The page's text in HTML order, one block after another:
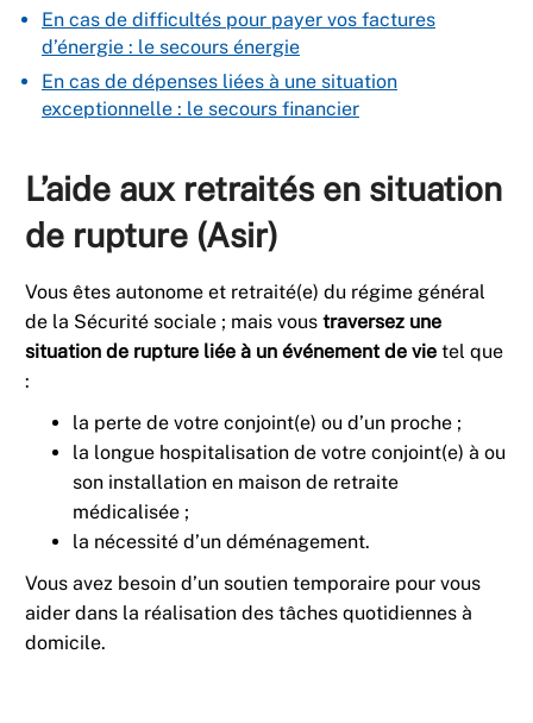
En cas de difficultés pour payer vos factures
d’énergie : le secours énergie
En cas de dépenses liées à une situation
exceptionnelle : le secours financier
L’aide aux retraités en situation
de rupture (Asir)
Vous êtes autonome et retraité(e) du régime général
de la Sécurité sociale ; mais vous traversez une
situation de rupture liée à un événement de vie tel que
:
la perte de votre conjoint(e) ou d’un proche ;
la longue hospitalisation de votre conjoint(e) à ou
son installation en maison de retraite
médicalisée ;
la nécessité d’un déménagement.
Vous avez besoin d’un soutien temporaire pour vous
aider dans la réalisation des tâches quotidiennes à
domicile.